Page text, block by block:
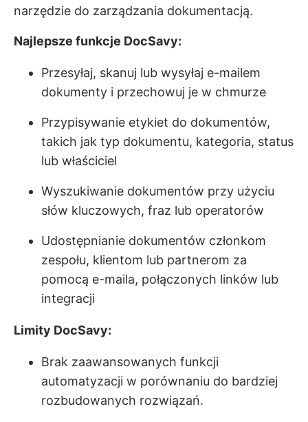
narzędzie do zarządzania dokumentacją.
Najlepsze funkcje DocSavy:
Przesyłaj, skanuj lub wysyłaj e-mailem
dokumenty i przechowuj je w chmurze
Przypisywanie etykiet do dokumentów,
takich jak typ dokumentu, kategoria, status
lub właściciel
Wyszukiwanie dokumentów przy użyciu
słów kluczowych, fraz lub operatorów
Udostępnianie dokumentów członkom
zespołu, klientom lub partnerom za
pomocą e-maila, połączonych linków lub
integracji
Limity DocSavy:
Brak zaawansowanych funkcji
automatyzacji w porównaniu do bardziej
rozbudowanych rozwiązań.